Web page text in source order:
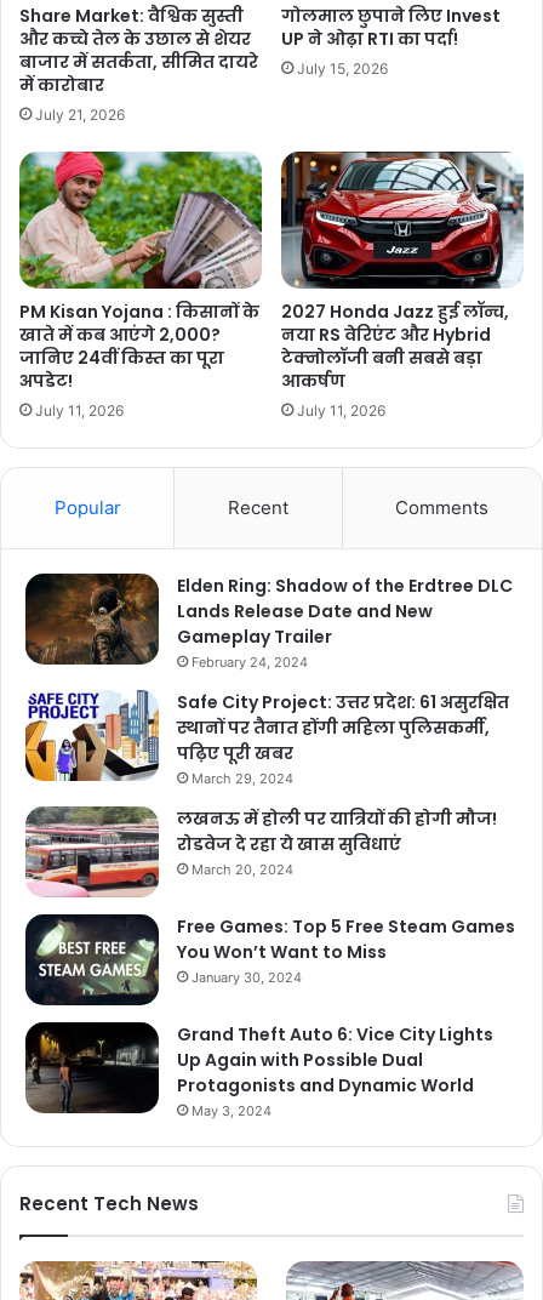
Share Market: वैश्विक सुस्ती
और कच्चे तेल के उछाल से शेयर
बाजार में सतर्कता, सीमित दायरे
में कारोबार
July 21, 2026
गोलमाल छुपाने लिए Invest
UP ने ओढ़ा RTI का पर्दा!
July 15, 2026
PM Kisan Yojana : किसानों के
खाते में कब आएंगे 2,000?
जानिए 24वीं किस्त का पूरा
अपडेट!
July 11, 2026
2027 Honda Jazz हुई लॉन्च,
नया RS वेरिएंट और Hybrid
टेक्नोलॉजी बनी सबसे बड़ा
आकर्षण
July 11, 2026
Popular Recent Comments
Elden Ring: Shadow of the Erdtree DLC
Lands Release Date and New
Gameplay Trailer
February 24, 2024
Safe City Project: उत्तर प्रदेश: 61 असुरक्षित
स्थानों पर तैनात होंगी महिला पुलिसकर्मी,
पढ़िए पूरी खबर
March 29, 2024
लखनऊ में होली पर यात्रियों की होगी मौज!
रोडवेज दे रहा ये खास सुविधाएं
March 20, 2024
Free Games: Top 5 Free Steam Games
You Won’t Want to Miss
January 30, 2024
Grand Theft Auto 6: Vice City Lights
Up Again with Possible Dual
Protagonists and Dynamic World
May 3, 2024
Recent Tech News